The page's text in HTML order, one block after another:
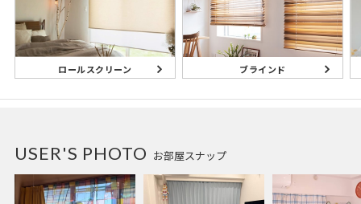
ロールスクリーン ブラインド
お部屋スナップ
USER'S PHOTO